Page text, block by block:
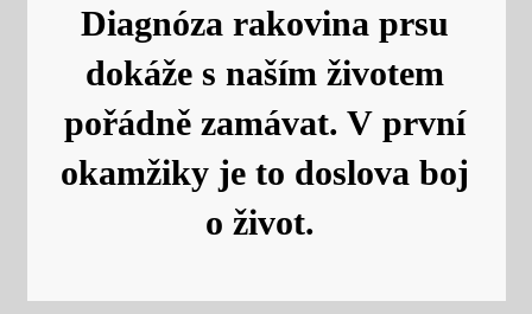
Diagnóza rakovina prsu
dokáže s naším životem
pořádně zamávat. V první
okamžiky je to doslova boj
o život.